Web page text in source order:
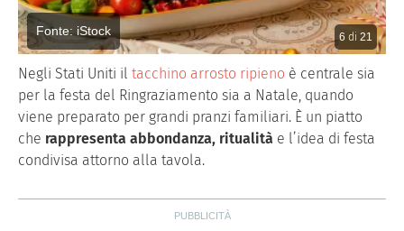
6 di 21
Fonte: iStock
Negli Stati Uniti il tacchino arrosto ripieno è centrale sia
per la festa del Ringraziamento sia a Natale, quando
viene preparato per grandi pranzi familiari. È un piatto
che rappresenta abbondanza, ritualità e l’idea di festa
condivisa attorno alla tavola.